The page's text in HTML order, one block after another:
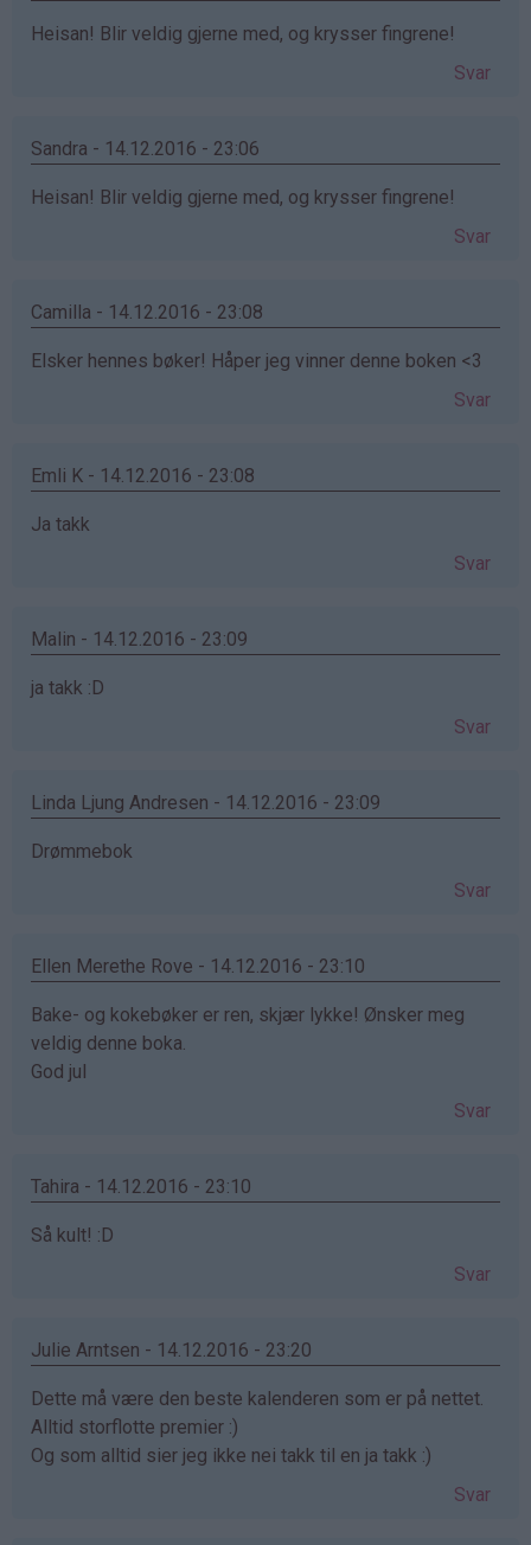
Heisan! Blir veldig gjerne med, og krysser fingrene!
Svar
Sandra - 14.12.2016 - 23:06
Heisan! Blir veldig gjerne med, og krysser fingrene!
Svar
Camilla - 14.12.2016 - 23:08
Elsker hennes bøker! Håper jeg vinner denne boken <3
Svar
Emli K - 14.12.2016 - 23:08
Ja takk
Svar
Malin - 14.12.2016 - 23:09
ja takk :D
Svar
Linda Ljung Andresen - 14.12.2016 - 23:09
Drømmebok
Svar
Ellen Merethe Rove - 14.12.2016 - 23:10
Bake- og kokebøker er ren, skjær lykke! Ønsker meg
veldig denne boka.
God jul
Svar
Tahira - 14.12.2016 - 23:10
Så kult! :D
Svar
Julie Arntsen - 14.12.2016 - 23:20
Dette må være den beste kalenderen som er på nettet.
Alltid storflotte premier :)
Og som alltid sier jeg ikke nei takk til en ja takk :)
Svar